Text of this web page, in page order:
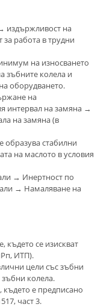
издържливост на
работа в трудни
на износването
зъбните колела и
оборудването.
на
интервал на замяна →
на замяна (в
образува стабилни
на маслото в условия
→ Инертност по
→ Намаляване на
се изискват
ИТП).
цели със зъбни
колела.
където е предписано
част 3.